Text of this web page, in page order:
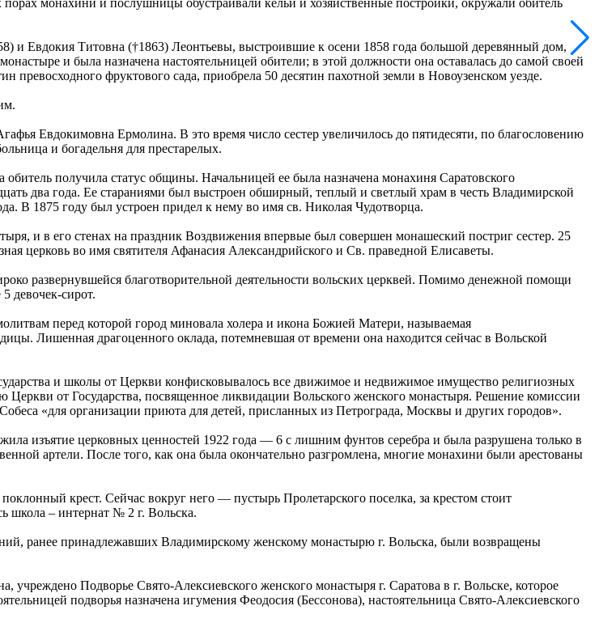
монахини и послушницы обустраивали кельи и хозяйственные постройки, окружали обитель
и Евдокия Титовна (†1863) Леонтьевы, выстроившие к осени 1858 года большой деревянный дом,
и была назначена настоятельницей обители; в этой должности она оставалась до самой своей
фруктового сада, приобрела 50 десятин пахотной земли в Новоузенском уезде.
Евдокимовна Ермолина. В это время число сестер увеличилось до пятидесяти, по благословению
и богадельня для престарелых.
получила статус общины. Начальницей ее была назначена монахиня Саратовского
два года. Ее стараниями был выстроен обширный, теплый и светлый храм в честь Владимирской
1875 году был устроен придел к нему во имя св. Николая Чудотворца.
и в его стенах на праздник Воздвижения впервые был совершен монашеский постриг сестер. 25
церковь во имя святителя Афанасия Александрийского и Св. праведной Елисаветы.
развернувшейся благотворительной деятельности вольских церквей. Помимо денежной помощи
девочек-сирот.
перед которой город миновала холера и икона Божией Матери, называемая
Лишенная драгоценного оклада, потемневшая от времени она находится сейчас в Вольской
и школы от Церкви конфисковывалось все движимое и недвижимое имущество религиозных
Церкви от Государства, посвященное ликвидации Вольского женского монастыря. Решение комиссии
«для организации приюта для детей, присланных из Петрограда, Москвы и других городов».
изъятие церковных ценностей 1922 года — 6 с лишним фунтов серебра и была разрушена только в
артели. После того, как она была окончательно разгромлена, многие монахини были арестованы
крест. Сейчас вокруг него — пустырь Пролетарского поселка, за крестом стоит
школа – интернат № 2 г. Вольска.
ранее принадлежавших Владимирскому женскому монастырю г. Вольска, были возвращены
Подворье Свято-Алексиевского женского монастыря г. Саратова в г. Вольске, которое
подворья назначена игумения Феодосия (Бессонова), настоятельница Свято-Алексиевского